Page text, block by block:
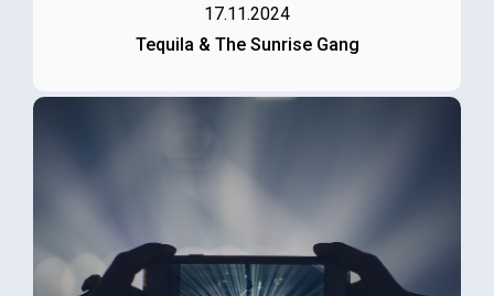
17.11.2024
Tequila & The Sunrise Gang